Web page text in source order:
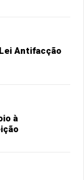
Antifacção
à